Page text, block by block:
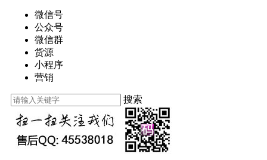
微信号
公众号
微信群
货源
小程序
营销
搜索